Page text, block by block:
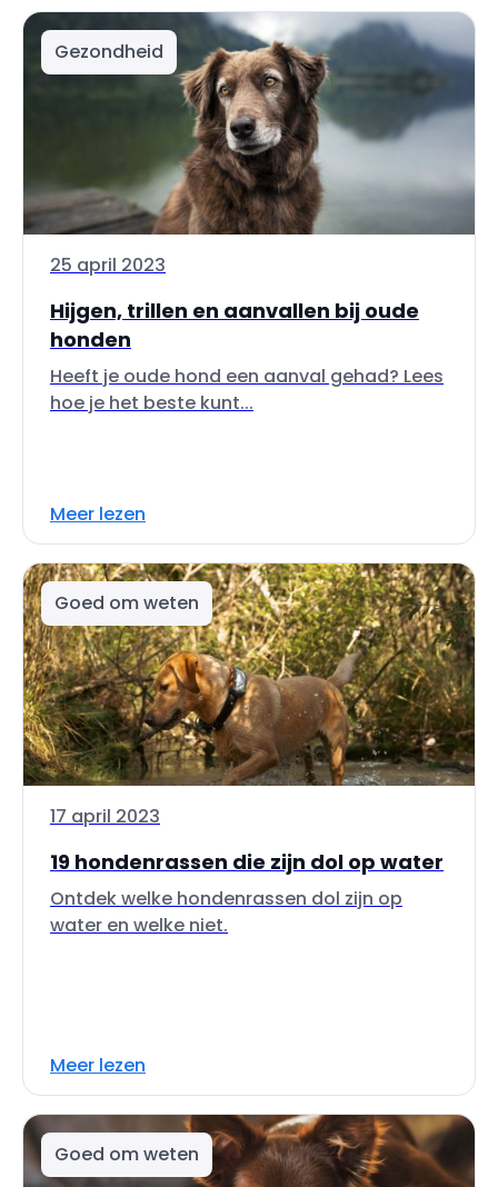
Gezondheid
25 april 2023
Hijgen, trillen en aanvallen bij oude
honden
Heeft je oude hond een aanval gehad? Lees
hoe je het beste kunt...
Meer lezen
Goed om weten
17 april 2023
19 hondenrassen die zijn dol op water
Ontdek welke hondenrassen dol zijn op
water en welke niet.
Meer lezen
Goed om weten